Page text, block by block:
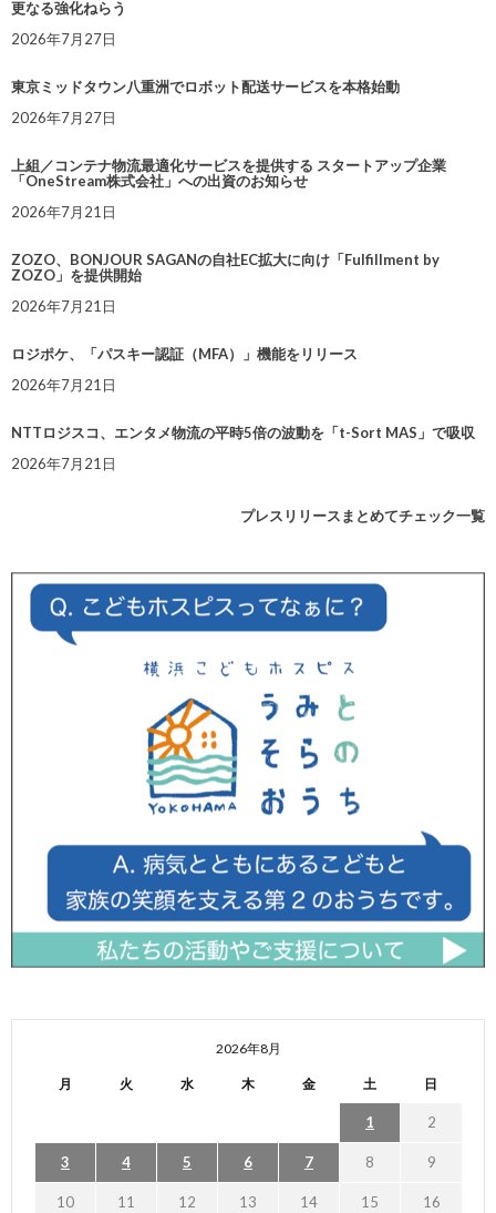
更なる強化ねらう
2026年7月27日
東京ミッドタウン八重洲でロボット配送サービスを本格始動
2026年7月27日
上組／コンテナ物流最適化サービスを提供する スタートアップ企業
「OneStream株式会社」への出資のお知らせ
2026年7月21日
ZOZO、BONJOUR SAGANの自社EC拡大に向け「Fulfillment by
ZOZO」を提供開始
2026年7月21日
ロジポケ、「パスキー認証（MFA）」機能をリリース
2026年7月21日
NTTロジスコ、エンタメ物流の平時5倍の波動を「t-Sort MAS」で吸収
2026年7月21日
プレスリリースまとめてチェック一覧
2026年8月
月 火 水 木 金 土 日
1 2
3 4 5 6 7 8 9
10 11 12 13 14 15 16